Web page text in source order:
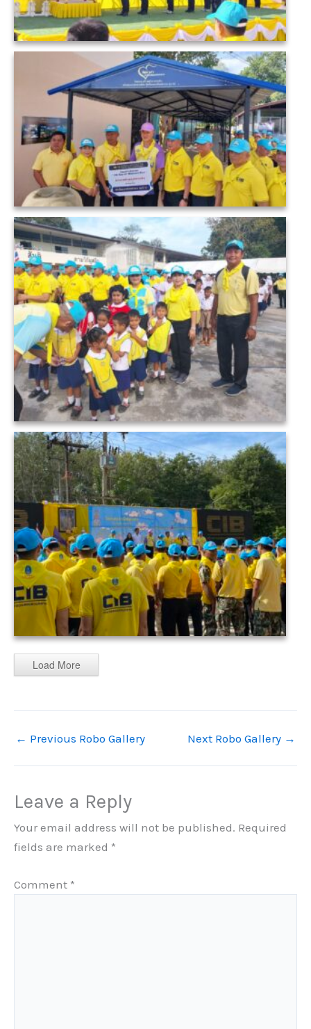
Load More
← Previous Robo Gallery Next Robo Gallery →
Leave a Reply
Your email address will not be published. Required
fields are marked *
Comment *